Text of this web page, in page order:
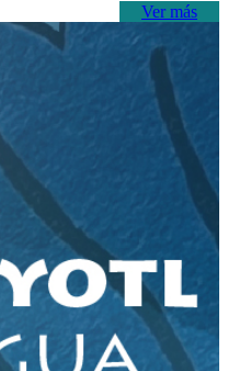
Ver más